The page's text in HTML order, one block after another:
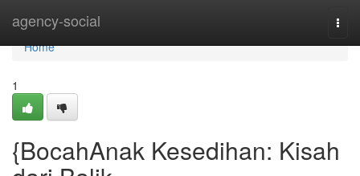
agency-social
Home
Home
1
{BocahAnak Kesedihan: Kisah